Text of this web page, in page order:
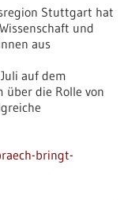
Stuttgart hat
und
aus
auf dem
die Rolle von
bringt-